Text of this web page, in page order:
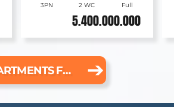
3PN 2 WC Full
5.400.000.000
SEE MORE APARTMENTS FOR RENT